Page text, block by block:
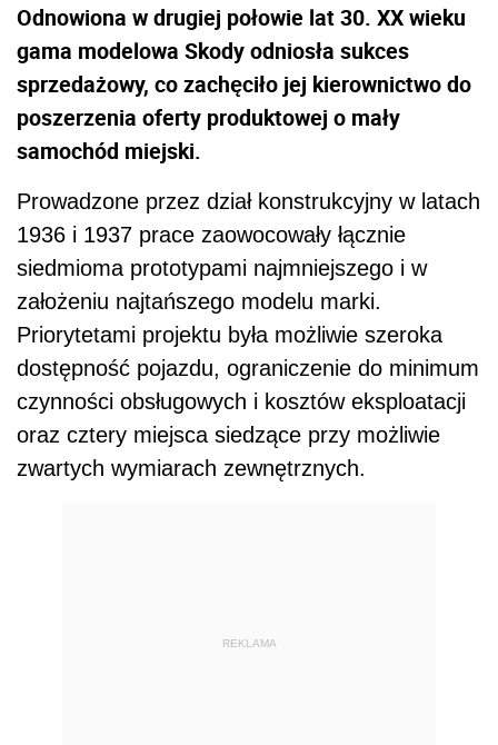
Odnowiona w drugiej połowie lat 30. XX wieku
gama modelowa Skody odniosła sukces
sprzedażowy, co zachęciło jej kierownictwo do
poszerzenia oferty produktowej o mały
samochód miejski.
Prowadzone przez dział konstrukcyjny w latach
1936 i 1937 prace zaowocowały łącznie
siedmioma prototypami najmniejszego i w
założeniu najtańszego modelu marki.
Priorytetami projektu była możliwie szeroka
dostępność pojazdu, ograniczenie do minimum
czynności obsługowych i kosztów eksploatacji
oraz cztery miejsca siedzące przy możliwie
zwartych wymiarach zewnętrznych.
REKLAMA